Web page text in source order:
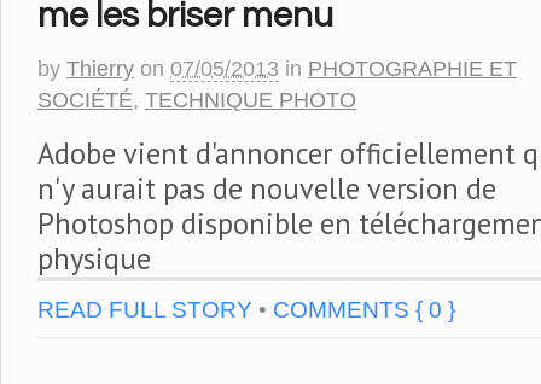
me les briser menu
by Thierry on 07/05/2013 in PHOTOGRAPHIE ET
SOCIÉTÉ, TECHNIQUE PHOTO
Adobe vient d'annoncer officiellement
n'y aurait pas de nouvelle version de
Photoshop disponible en
physique
READ FULL STORY • COMMENTS { 0 }